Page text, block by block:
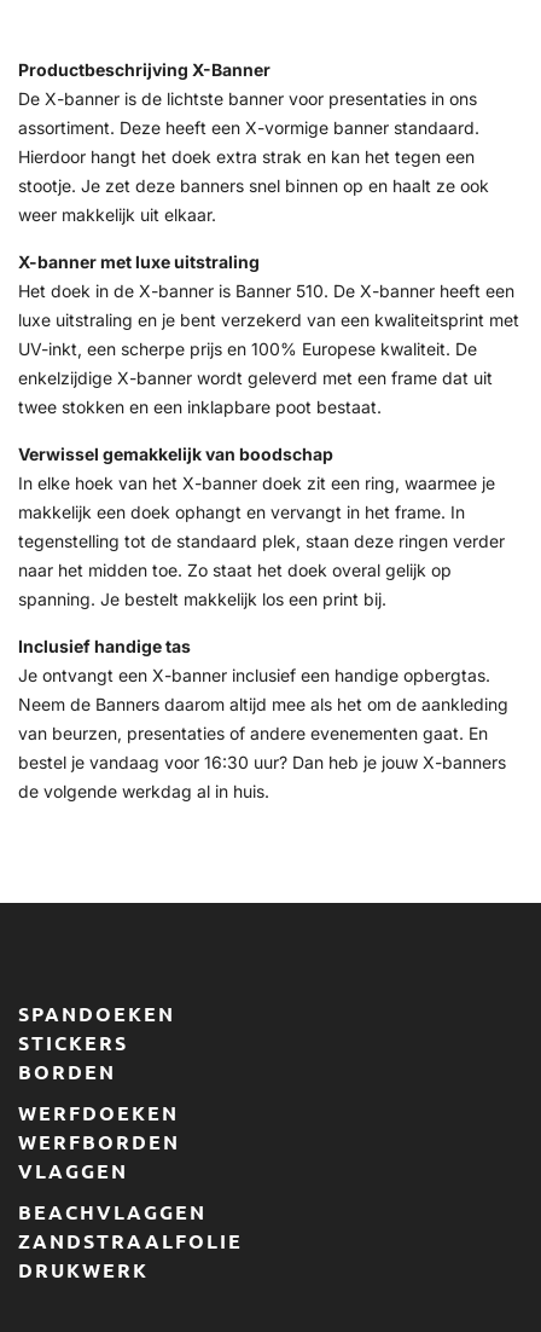
Productbeschrijving X-Banner
De X-banner is de lichtste banner voor presentaties in ons
assortiment. Deze heeft een X-vormige banner standaard.
Hierdoor hangt het doek extra strak en kan het tegen een
stootje. Je zet deze banners snel binnen op en haalt ze ook
weer makkelijk uit elkaar.
X-banner met luxe uitstraling
Het doek in de X-banner is Banner 510. De X-banner heeft een
luxe uitstraling en je bent verzekerd van een kwaliteitsprint met
UV-inkt, een scherpe prijs en 100% Europese kwaliteit. De
enkelzijdige X-banner wordt geleverd met een frame dat uit
twee stokken en een inklapbare poot bestaat.
Verwissel gemakkelijk van boodschap
In elke hoek van het X-banner doek zit een ring, waarmee je
makkelijk een doek ophangt en vervangt in het frame. In
tegenstelling tot de standaard plek, staan deze ringen verder
naar het midden toe. Zo staat het doek overal gelijk op
spanning. Je bestelt makkelijk los een print bij.
Inclusief handige tas
Je ontvangt een X-banner inclusief een handige opbergtas.
Neem de Banners daarom altijd mee als het om de aankleding
van beurzen, presentaties of andere evenementen gaat. En
bestel je vandaag voor 16:30 uur? Dan heb je jouw X-banners
de volgende werkdag al in huis.
SPANDOEKEN
STICKERS
BORDEN
WERFDOEKEN
WERFBORDEN
VLAGGEN
BEACHVLAGGEN
ZANDSTRAALFOLIE
DRUKWERK